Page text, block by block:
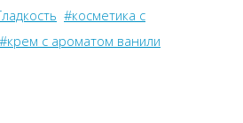
#косметика с
#крем с ароматом ванили